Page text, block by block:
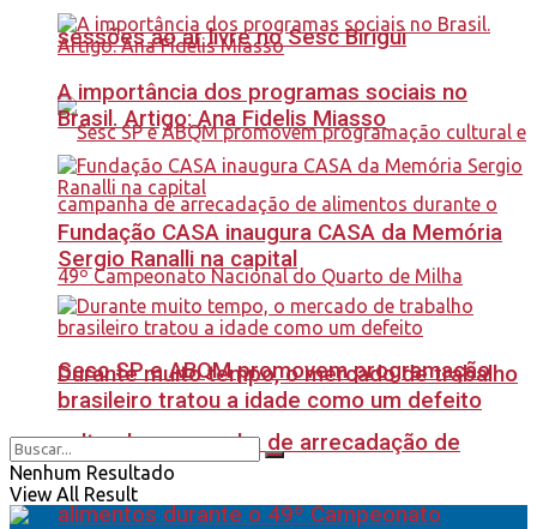
sessões ao ar livre no Sesc Birigui
Sesc SP e ABQM promovem programação
cultural e campanha de arrecadação de
alimentos durante o 49º Campeonato
A importância dos programas sociais no
Brasil. Artigo: Ana Fidelis Miasso
Fundação CASA inaugura CASA da Memória
Sergio Ranalli na capital
Durante muito tempo, o mercado de trabalho
brasileiro tratou a idade como um defeito
Nenhum Resultado
View All Result